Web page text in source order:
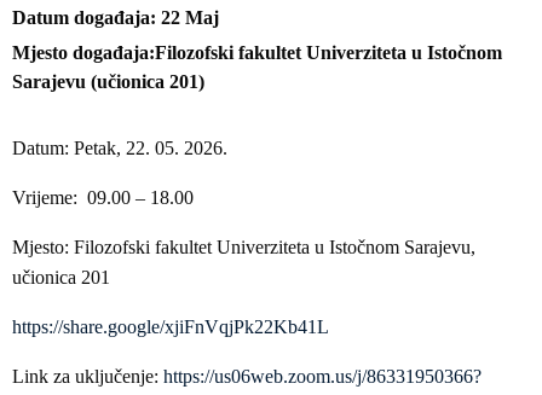
Datum događaja 22 Maj
Mjesto događaja Filozofski fakultet Univerziteta u Istočnom
Sarajevu (učionica 201)
Datum: Petak, 22. 05. 2026.
Vrijeme: 09.00 – 18.00
Mjesto: Filozofski fakultet Univerziteta u Istočnom Sarajevu,
učionica 201
https://share.google/xjiFnVqjPk22Kb41L
Link za uključenje: https://us06web.zoom.us/j/86331950366?